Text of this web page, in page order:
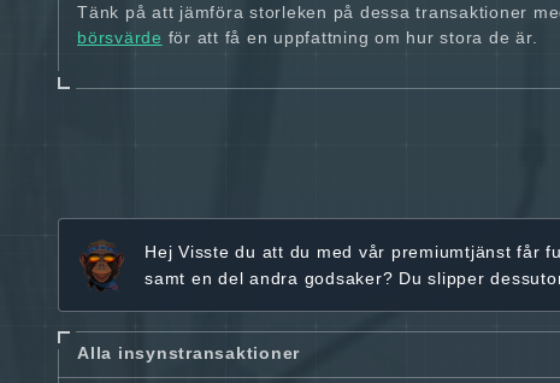
Tänk på att jämföra storleken på dessa transaktioner
börsvärde för att få en uppfattning om hur stora de är.
Hej Visste du att du med vår premiumtjänst får
samt en del andra godsaker? Du slipper
Alla insynstransaktioner